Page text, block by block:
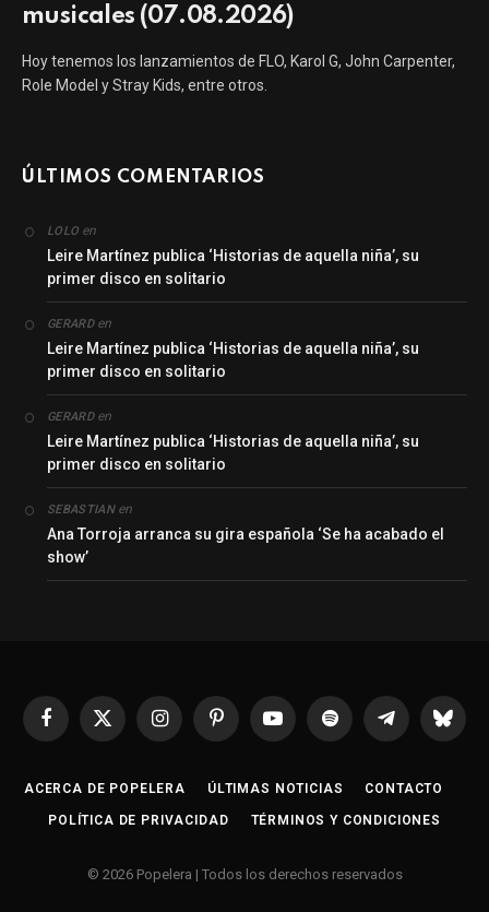
musicales (07.08.2026)
Hoy tenemos los lanzamientos de FLO, Karol G, John Carpenter,
Role Model y Stray Kids, entre otros.
ÚLTIMOS COMENTARIOS
LOLO en
Leire Martínez publica ‘Historias de aquella niña’, su
primer disco en solitario
GERARDen
Leire Martínez publica ‘Historias de aquella niña’, su
primer disco en solitario
GERARDen
Leire Martínez publica ‘Historias de aquella niña’, su
primer disco en solitario
SEBASTIANen
Ana Torroja arranca su gira española ‘Se ha acabado el
show’
Facebook
X
InstagramPinterestYouTubeSpotify Telegrama
ACERCA DE POPELERA ÚLTIMAS NOTICIAS CONTACTO
POLÍTICA DE PRIVACIDAD TÉRMINOS Y CONDICIONES
© 2026 Popelera | Todos los derechos reservados